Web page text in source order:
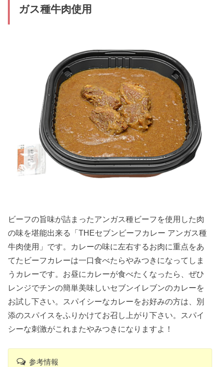
ガス種牛肉使用
ビーフの旨味が詰まったアンガス種ビーフを使用した肉
の味を堪能出来る「THEセブンビーフカレー アンガス種
牛肉使用」です。カレーの味に左右するお肉に重点をあ
てたビーフカレーは一口食べたらやみつきになってしま
うカレーです。お昼にカレーが食べたくなったら、ぜひ
レンジでチンの簡単美味しいセブンイレブンのカレーを
お試し下さい。スパイシーなカレーをお好みの方は、別
添のスパイスをふりかけてお召し上がり下さい。スパイ
シーな刺激がこれまたやみつきになりますよ！
参考情報